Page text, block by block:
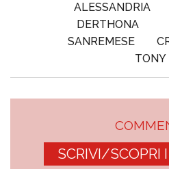
ALESSANDRIA
DERTHONA
SANREMESE
TONY
SCRIVI/SCOPRI